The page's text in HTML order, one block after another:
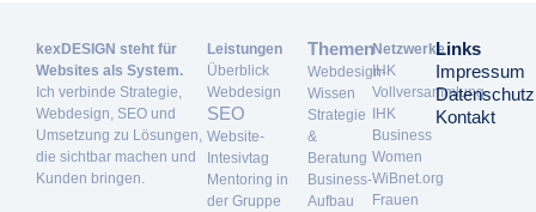
kexDESIGN steht für
Websites als System.
Ich verbinde Strategie,
Webdesign, SEO und
Umsetzung zu Lösungen,
die sichtbar machen und
Kunden bringen.
Leistungen
Überblick
Webdesign
SEO
Website-
Intesivtag
Mentoring in
der Gruppe
Themen
Webdesign-
Wissen
Strategie
&
Beratung
Business-
Aufbau
Netzwerke
IHK
Vollversammlung
IHK
Business
Women
WiBnet.org
Frauen
Links
Impressum
Datenschutz
Kontakt